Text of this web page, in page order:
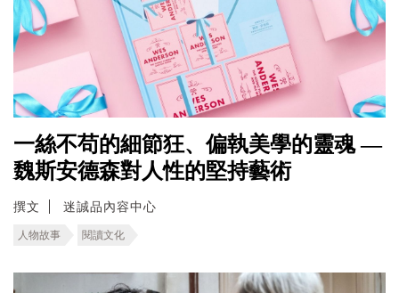
一絲不苟的細節狂、偏執美學的靈魂 —
魏斯安德森對人性的堅持藝術
撰文 迷誠品內容中心
人物故事 閱讀文化